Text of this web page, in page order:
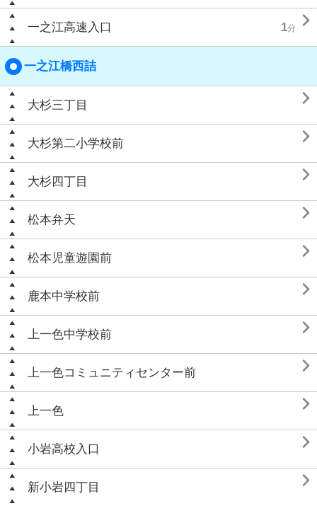
一之江高速入口 1分 
一之江橋西詰
大杉三丁目 
大杉第二小学校前 
大杉四丁目 
松本弁天 
松本児童遊園前 
鹿本中学校前 
上一色中学校前 
上一色コミュニティセンター前 
上一色 
小岩高校入口 
新小岩四丁目 